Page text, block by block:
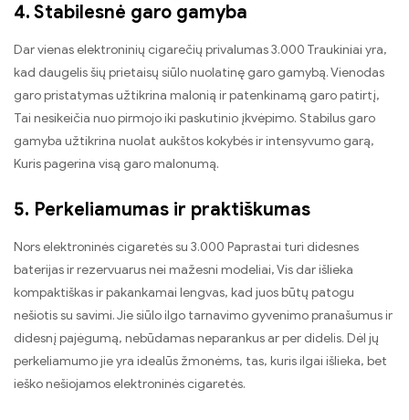
4. Stabilesnė garo gamyba
Dar vienas elektroninių cigarečių privalumas 3.000 Traukiniai yra,
kad daugelis šių prietaisų siūlo nuolatinę garo gamybą. Vienodas
garo pristatymas užtikrina malonią ir patenkinamą garo patirtį,
Tai nesikeičia nuo pirmojo iki paskutinio įkvėpimo. Stabilus garo
gamyba užtikrina nuolat aukštos kokybės ir intensyvumo garą,
Kuris pagerina visą garo malonumą.
5. Perkeliamumas ir praktiškumas
Nors elektroninės cigaretės su 3.000 Paprastai turi didesnes
baterijas ir rezervuarus nei mažesni modeliai, Vis dar išlieka
kompaktiškas ir pakankamai lengvas, kad juos būtų patogu
nešiotis su savimi. Jie siūlo ilgo tarnavimo gyvenimo pranašumus ir
didesnį pajėgumą, nebūdamas neparankus ar per didelis. Dėl jų
perkeliamumo jie yra idealūs žmonėms, tas, kuris ilgai išlieka, bet
ieško nešiojamos elektroninės cigaretės.